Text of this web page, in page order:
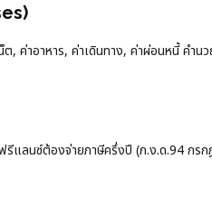
, ค่าอาหาร, ค่าเดินทาง, ค่าผ่อนหนี้ คำน
รีแลนซ์ต้องจ่ายภาษีครึ่งปี (ภ.ง.ด.94 กร